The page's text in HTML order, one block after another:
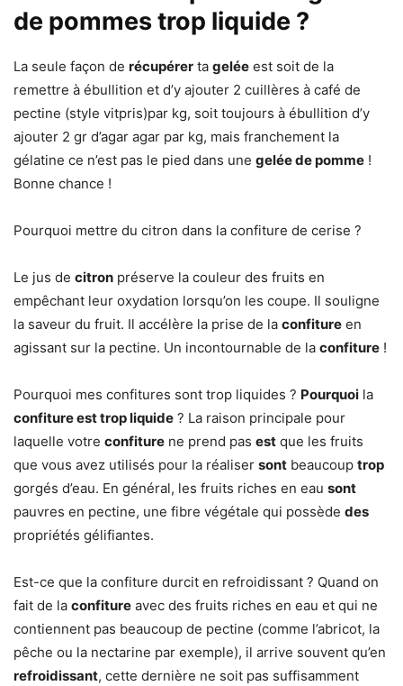
de pommes trop liquide ?
La seule façon de récupérer ta gelée est soit de la
remettre à ébullition et d’y ajouter 2 cuillères à café de
pectine (style vitpris)par kg, soit toujours à ébullition d’y
ajouter 2 gr d’agar agar par kg, mais franchement la
gélatine ce n’est pas le pied dans une gelée de pomme !
Bonne chance !
Pourquoi mettre du citron dans la confiture de cerise ?
Le jus de citron préserve la couleur des fruits en
empêchant leur oxydation lorsqu’on les coupe. Il souligne
la saveur du fruit. Il accélère la prise de la confiture en
agissant sur la pectine. Un incontournable de la confiture !
Pourquoi mes confitures sont trop liquides ? Pourquoi la
confiture est trop liquide ? La raison principale pour
laquelle votre confiture ne prend pas est que les fruits
que vous avez utilisés pour la réaliser sont beaucoup trop
gorgés d’eau. En général, les fruits riches en eau sont
pauvres en pectine, une fibre végétale qui possède des
propriétés gélifiantes.
Est-ce que la confiture durcit en refroidissant ? Quand on
fait de la confiture avec des fruits riches en eau et qui ne
contiennent pas beaucoup de pectine (comme l’abricot, la
pêche ou la nectarine par exemple), il arrive souvent qu’en
refroidissant, cette dernière ne soit pas suffisamment